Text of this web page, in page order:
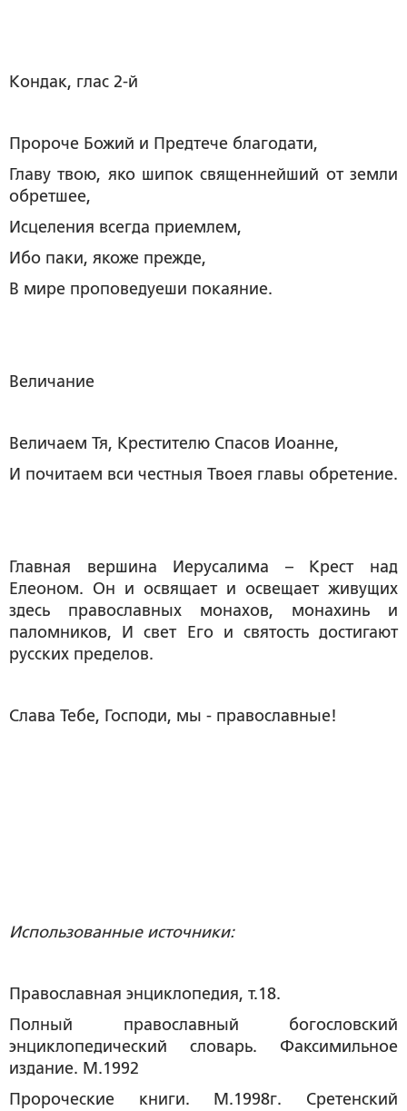
Кондак, глас 2-й
Пророче Божий и Предтече благодати,
Главу твою, яко шипок священнейший от земли
обретшее,
Исцеления всегда приемлем,
Ибо паки, якоже прежде,
В мире проповедуеши покаяние.
Величание
Величаем Тя, Крестителю Спасов Иоанне,
И почитаем вси честныя Твоея главы обретение.
Главная вершина Иерусалима – Крест над
Елеоном. Он и освящает и освещает живущих
здесь православных монахов, монахинь и
паломников, И свет Его и святость достигают
русских пределов.
Слава Тебе, Господи, мы - православные!
Использованные источники:
Православная энциклопедия, т.18.
Полный православный богословский
энциклопедический словарь. Факсимильное
издание. М.1992
Пророческие книги. М.1998г. Сретенский